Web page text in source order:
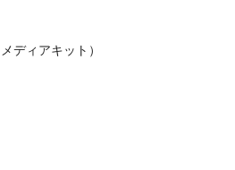
ディアキット）